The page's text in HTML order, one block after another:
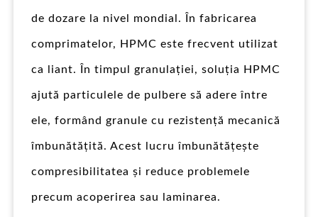
de dozare la nivel mondial. În fabricarea
comprimatelor, HPMC este frecvent utilizat
ca liant. În timpul granulației, soluția HPMC
ajută particulele de pulbere să adere între
ele, formând granule cu rezistență mecanică
îmbunătățită. Acest lucru îmbunătățește
compresibilitatea și reduce problemele
precum acoperirea sau laminarea.